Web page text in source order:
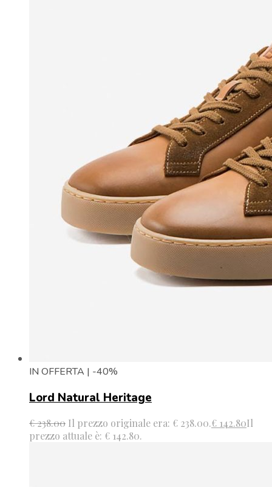
IN OFFERTA | -40%
Lord Natural Heritage
€238.00 Il prezzo originale era: € 238.00.€ 142.80Il
prezzo attuale è: € 142.80.